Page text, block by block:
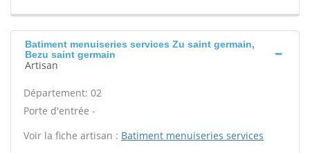
Batiment menuiseries services Zu saint germain,
Bezu saint germain
Artisan
Département: 02
Porte d'entrée -
Voir la fiche artisan : Batiment menuiseries services